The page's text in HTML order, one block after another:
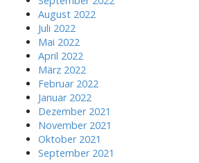
August 2022
Juli 2022
Mai 2022
April 2022
März 2022
Februar 2022
Januar 2022
Dezember 2021
November 2021
Oktober 2021
September 2021